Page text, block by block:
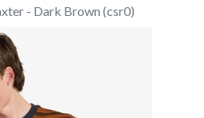
- Dark Brown (csr0)